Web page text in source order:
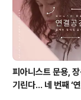
하고 낯선 곳’ 등 신비
발표하며 ..
피아니스트 문용,
기린다… 네 번째 ‘